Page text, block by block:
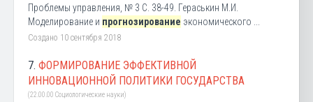
Проблемы управления, № 3 С. 38-49. Гераськин М.И.
Моделирование и прогнозирование экономического ...
Создано 10 сентября 2018
7. ФОРМИРОВАНИЕ ЭФФЕКТИВНОЙ
ИННОВАЦИОННОЙ ПОЛИТИКИ ГОСУДАРСТВА
(22.00.00 Социологические науки)